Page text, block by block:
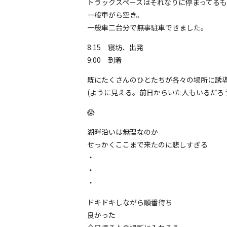
トラックスペースはそれなりに停まってるも
一般車がら空き。
一般車二台分で無事駐車できました。
8:15 寝坊、出発
9:00 到着
既にたくさんのひとたちが各々の場所に誘
(ように見える。前日からいた人もいるだろ
😱
湖畔沿いは無理なのか
せっかくここまで来たのに悲しすぎる
・
・
・
ドキドキしながら順番待ち
良かった